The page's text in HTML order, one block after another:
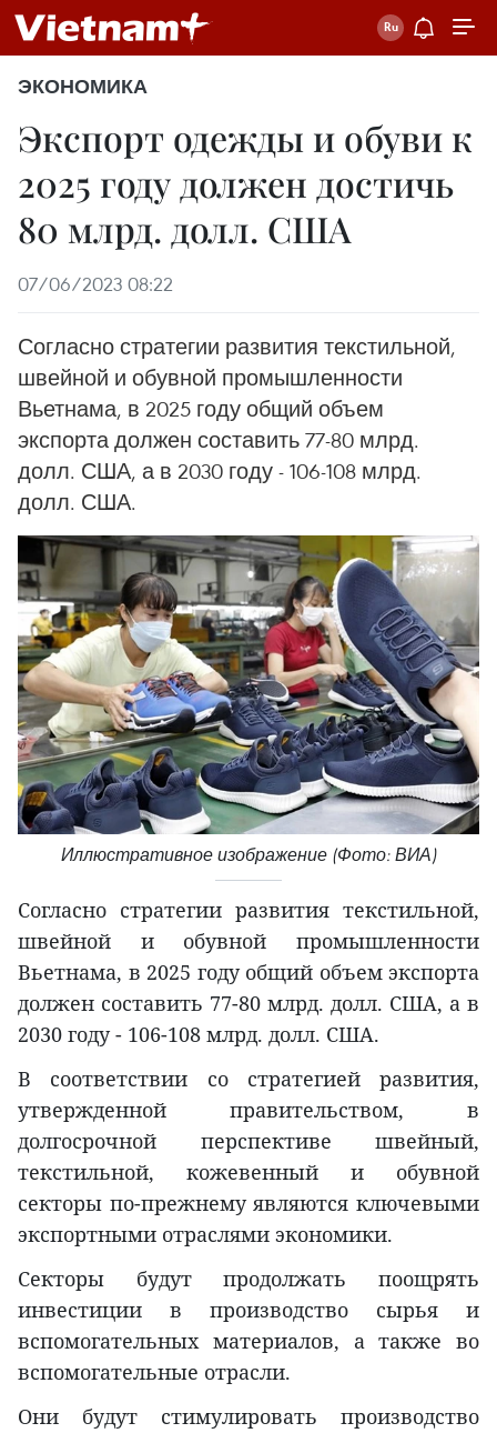
ЭКОНОМИКА
Экспорт одежды и обуви к
2025 году должен достичь
80 млрд. долл. США
07/06/2023 08:22
Согласно стратегии развития текстильной,
швейной и обувной промышленности
Вьетнама, в 2025 году общий объем
экспорта должен составить 77-80 млрд.
долл. США, а в 2030 году - 106-108 млрд.
долл. США.
Иллюстративное изображение (Фото: ВИА)
Согласно стратегии развития текстильной,
швейной и обувной промышленности
Вьетнама, в 2025 году общий объем экспорта
должен составить 77-80 млрд. долл. США, а в
2030 году - 106-108 млрд. долл. США.
В соответствии со стратегией развития,
утвержденной правительством, в
долгосрочной перспективе швейный,
текстильной, кожевенный и обувной
секторы по-прежнему являются ключевыми
экспортными отраслями экономики.
Секторы будут продолжать поощрять
инвестиции в производство сырья и
вспомогательных материалов, а также во
вспомогательные отрасли.
Они будут стимулировать производство